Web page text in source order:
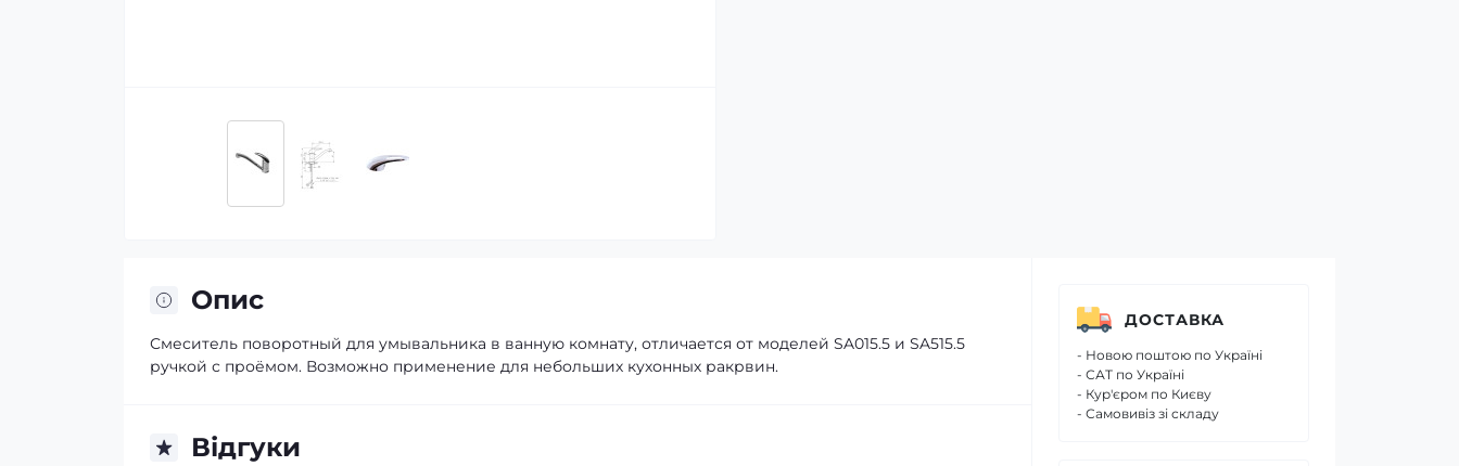
Опис
Смеситель поворотный для умывальника в ванную комнату, отличается от моделей SA015.5 и SA515.5
ручкой с проёмом. Возможно применение для небольших кухонных ракрвин.
Відгуки
ДОСТАВКА
- Новою поштою по Україні
- САТ по Україні
- Кур'єром по Києву
- Самовивіз зі складу